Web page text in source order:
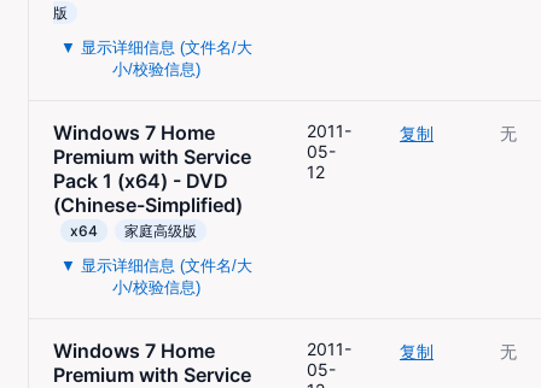
版
▼ 显示详细信息 (文件名/大
小/校验信息)
Windows 7 Home
Premium with Service
Pack 1 (x64) - DVD
(Chinese-Simplified)
x64
家庭高级版
▼ 显示详细信息 (文件名/大
小/校验信息)
2011-
05-
12
复制 无
Windows 7 Home
Premium with Service
2011-
05-
复制 无